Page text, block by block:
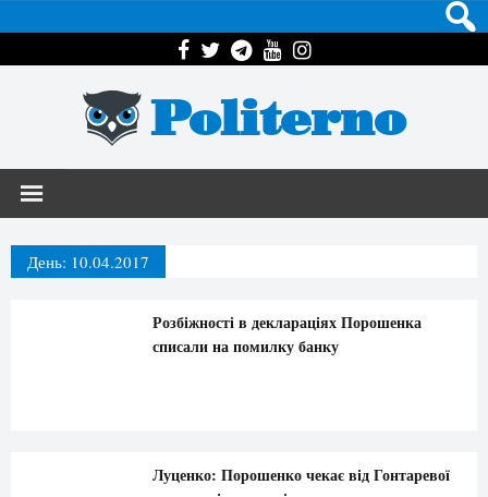
Politerno
День: 10.04.2017
Розбіжності в деклараціях Порошенка
списали на помилку банку
Луценко: Порошенко чекає від Гонтаревої